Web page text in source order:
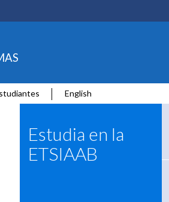
English
Estudia en la
ETSIAAB